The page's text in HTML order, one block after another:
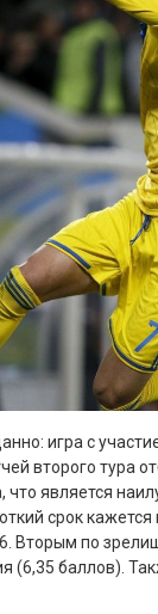
игра с
второго тура
что является
срок
Вторым по
(6,35 баллов).